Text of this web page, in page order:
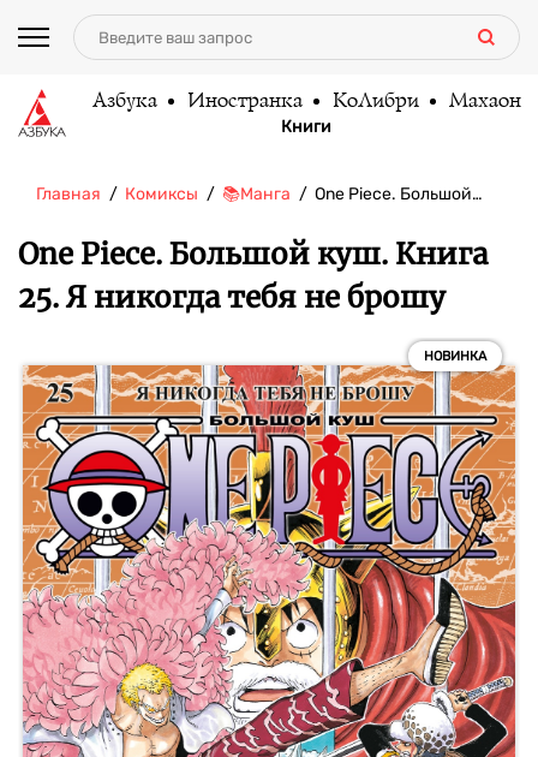
Азбука Иностранка КоЛибри Махаон
Книги
Главная Комиксы 📚Манга One Piece. Большой…
One Piece. Большой куш. Книга
25. Я никогда тебя не брошу
НОВИНКА